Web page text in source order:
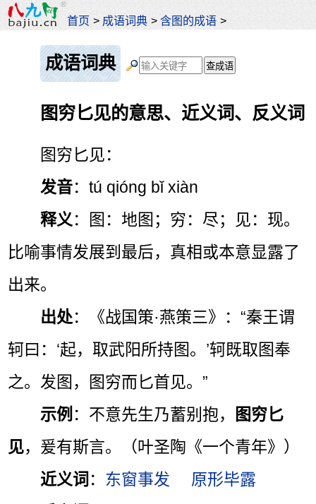
首页 > 成语词典 >含图的成语 >
成语词典
图穷匕见的意思、近义词、反义词
图穷匕见：
发音：tú qióng bǐ xiàn
释义 ：图：地图；穷：尽；见：现。
比喻事情发展到最后，真相或本意显露了
出来。
出处：《战国策·燕策三》：“秦王谓
轲曰：‘起，取武阳所持图。’轲既取图奉
之。发图，图穷而匕首见。”
示例 ：不意先生乃蓄别抱，
图穷匕
见，爰有斯言。（叶圣陶《一个青年》）
近义词 ： 东窗事发
原形毕露